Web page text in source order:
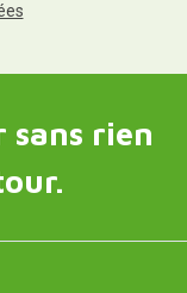
sans rien